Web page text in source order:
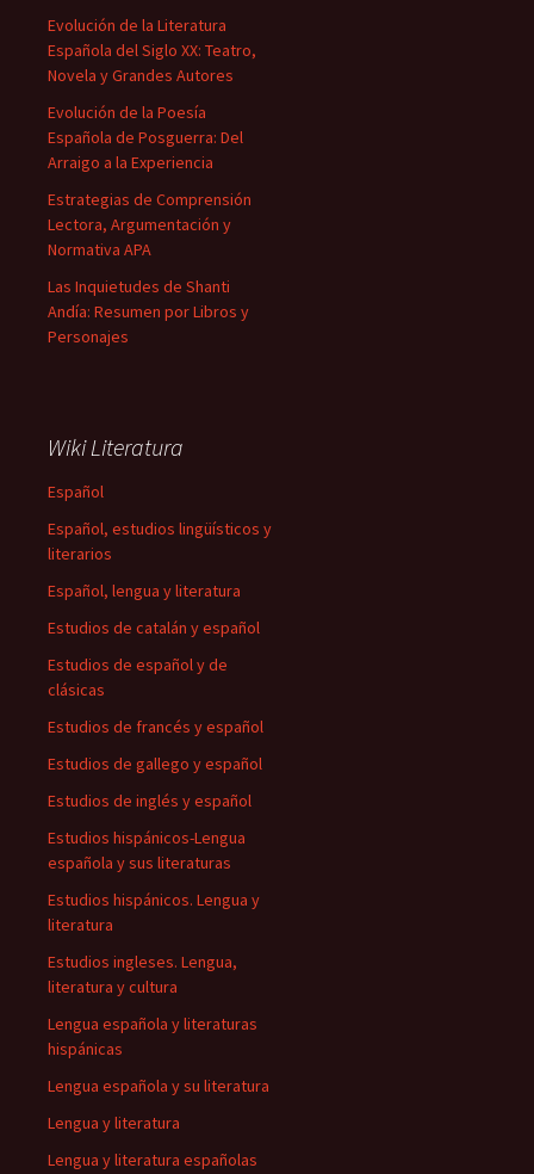
Evolución de la Literatura
Española del Siglo XX: Teatro,
Novela y Grandes Autores
Evolución de la Poesía
Española de Posguerra: Del
Arraigo a la Experiencia
Estrategias de Comprensión
Lectora, Argumentación y
Normativa APA
Las Inquietudes de Shanti
Andía: Resumen por Libros y
Personajes
Wiki Literatura
Español
Español, estudios lingüísticos y
literarios
Español, lengua y literatura
Estudios de catalán y español
Estudios de español y de
clásicas
Estudios de francés y español
Estudios de gallego y español
Estudios de inglés y español
Estudios hispánicos-Lengua
española y sus literaturas
Estudios hispánicos. Lengua y
literatura
Estudios ingleses. Lengua,
literatura y cultura
Lengua española y literaturas
hispánicas
Lengua española y su literatura
Lengua y literatura
Lengua y literatura españolas